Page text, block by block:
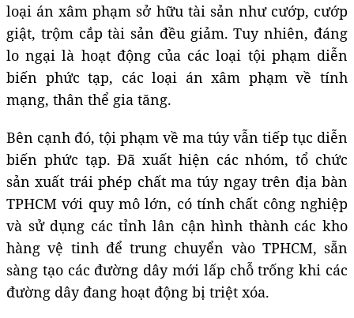
loại án xâm phạm sở hữu tài sản như cướp, cướp
giật, trộm cắp tài sản đều giảm. Tuy nhiên, đáng
lo ngại là hoạt động của các loại tội phạm diễn
biến phức tạp, các loại án xâm phạm về tính
mạng, thân thể gia tăng.
Bên cạnh đó, tội phạm về ma túy vẫn tiếp tục diễn
biến phức tạp. Đã xuất hiện các nhóm, tổ chức
sản xuất trái phép chất ma túy ngay trên địa bàn
TPHCM với quy mô lớn, có tính chất công nghiệp
và sử dụng các tỉnh lân cận hình thành các kho
hàng vệ tinh để trung chuyển vào TPHCM, sẵn
sàng tạo các đường dây mới lấp chỗ trống khi các
đường dây đang hoạt động bị triệt xóa.